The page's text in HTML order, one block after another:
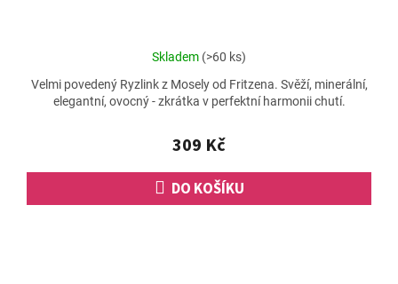
Průměrné
produktu
je
z
5
hvězdiček.
Skladem (>60 ks)
309 Kč
DO KOŠÍKU
Velmi povedený Ryzlink z Mosely od Fritzena. Svěží, minerální,
elegantní, ovocný - zkrátka v perfektní harmonii chutí.